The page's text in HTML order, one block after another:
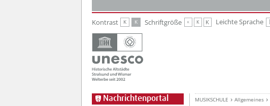
Kontrast K K Schriftgröße K K K Leichte Sprache
Nachrichtenportal MUSIKSCHULE Allgemeines